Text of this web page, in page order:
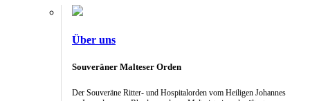
Über uns
Souveräner Malteser Orden
Der Souveräne Ritter- und Hospitalorden vom Heiligen Johannes